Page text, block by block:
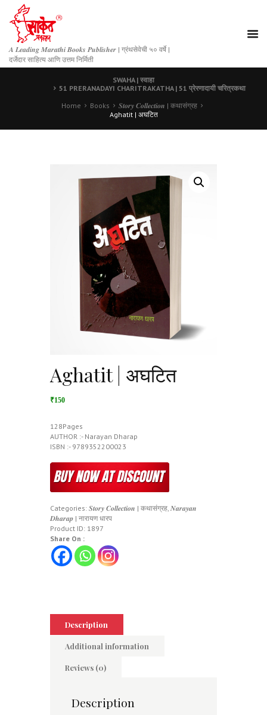
𝑨 𝑳𝒆𝒂𝒅𝒊𝒏𝒈 𝑴𝒂𝒓𝒂𝒕𝒉𝒊 𝑩𝒐𝒐𝒌𝒔 𝑷𝒖𝒃𝒍𝒊𝒔𝒉𝒆𝒓 | ग्रंथसेवेची ५० वर्षे |
दर्जेदार साहित्य आणि उत्तम निर्मिती
SWAHA | स्वाहा
51 PRERANADAYI CHARITRAKATHA | 51 प्रेरणादायी चरित्रकथा
Home
Books
𝑺𝒕𝒐𝒓𝒚 𝑪𝒐𝒍𝒍𝒆𝒄𝒕𝒊𝒐𝒏 | कथासंग्रह
Aghatit | अघटित
Aghatit | अघटित
₹150
128Pages
AUTHOR :- Narayan Dharap
ISBN :- 9789352200023
Categories: 𝑺𝒕𝒐𝒓𝒚 𝑪𝒐𝒍𝒍𝒆𝒄𝒕𝒊𝒐𝒏 | कथासंग्रह 𝑵𝒂𝒓𝒂𝒚𝒂𝒏
𝑫𝒉𝒂𝒓𝒂𝒑 | नारायण धारप
Product ID: 1897
Share On :
Description
Additional information
Reviews (0)
Description